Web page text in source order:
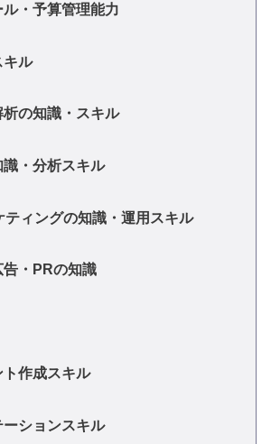
・予算管理能力
キル
の知識・スキル
・分析スキル
ティングの知識・運用スキル
・PRの知識
作成スキル
ションスキル